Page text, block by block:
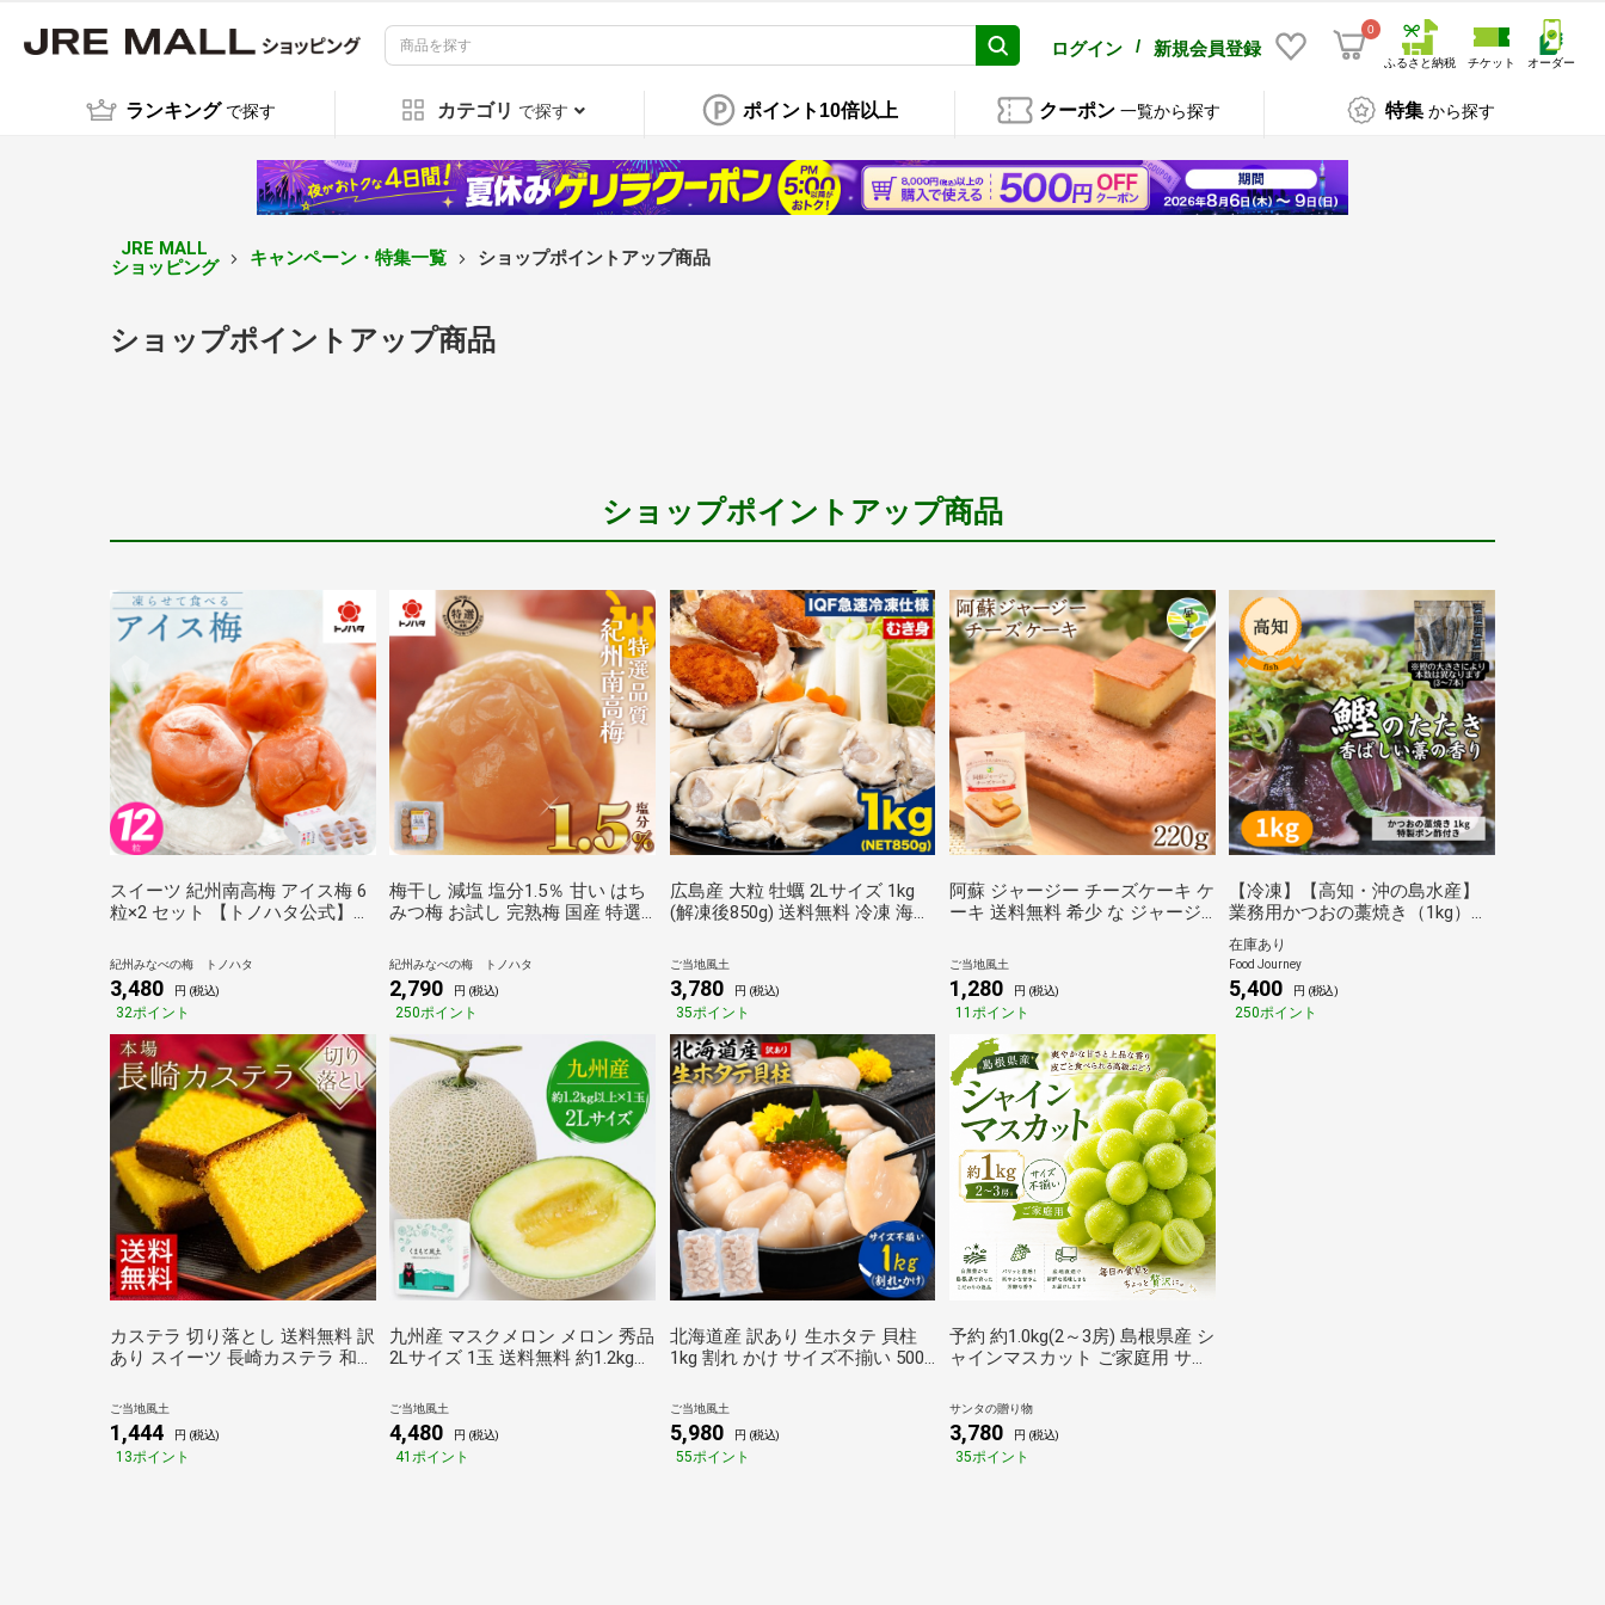
ログイン / 新規会員登録
0
ふるさと納税 チケット オーダー
ランキング で探す カテゴリ で探す ポイント10倍以上 クーポン 一覧から探す 特集 から探す
JRE MALL
ショッピング
キャンペーン・特集一覧 ショップポイントアップ商品
ショップポイントアップ商品
ショップポイントアップ商品
スイーツ 紀州南高梅 アイス梅 6
粒×2 セット 【トノハタ公式】｜
ルシー 健康 お菓子 梅 完熟 和歌
山県 お取り寄せ 食品 人気 おす
すめ プレゼント 母の日 父の日
敬老の日 プチ贅沢 ご褒美
紀州みなべの梅 トノハタ
3,480 円 (税込)
32ポイント
梅干し 減塩 塩分1.5％ 甘い はち
みつ梅 お試し 完熟梅 国産 特選
【トノハタ公式】｜ 塩分控えめ
低塩 お徳用 お得 天然塩 天日塩
梅 梅干 和歌山 健康 食品 食べ物
おすすめ 人気 贅沢 高級 小ぶり
簡易パック
紀州みなべの梅 トノハタ
2,790 円 (税込)
250ポイント
広島産 大粒 牡蠣 2Lサイズ 1kg
(解凍後850g) 送料無料 冷凍 海鮮
予定（土日祝除く） _-
rg_foyster2l_s_24_3580_1000g
ご当地風土
3,780 円 (税込)
35ポイント
阿蘇 ジャージー チーズケーキ ケ
ーキ 送料無料 希少 な ジャージ
化 買い回り 誕生日《7-14営業日
以内に出荷予定(土日祝除く)》
_-
rg_asojcake_wx_23_1280_220g
ご当地風土
1,280 円 (税込)
11ポイント
【冷凍】【高知・沖の島水産】
業務用かつおの藁焼き（1kg）
(送料無料)
在庫あり
Food Journey
5,400 円 (税込)
250ポイント
カステラ 切り落とし 送料無料 訳
あり スイーツ 長崎カステラ 和菓
プチギフト 茶菓子 長崎銘菓 国産
見切り品《1-5営業日以内に発送
予定（土日祝除く）》 _-
rgk_kasuterav2_s_22_1333_300g
ご当地風土
1,444 円 (税込)
13ポイント
九州産 マスクメロン メロン 秀品
2Lサイズ 1玉 送料無料 約1.2kg以
フト 実用的 贈答 メロン プレゼ
ント 《7-14営業日以内に出荷(土
日祝除く)》 _-
rg_melon_wx_24_4480_2lx1
ご当地風土
4,480 円 (税込)
41ポイント
北海道産 訳あり 生ホタテ 貝柱
1kg 割れ かけ サイズ不揃い 500g
見切り品 1-5営業日以内出荷(土
日祝除く) _-
rg_fwhota_s_23_4580_1000g
ご当地風土
5,980 円 (税込)
55ポイント
予約 約1.0kg(2～3房) 島根県産 シ
ャインマスカット ご家庭用 サイ
ット シャインマスカットギフト
ぶどう ブドウ フルーツ 果物 し
ゃいんますかっと 送料無料
サンタの贈り物
3,780 円 (税込)
35ポイント